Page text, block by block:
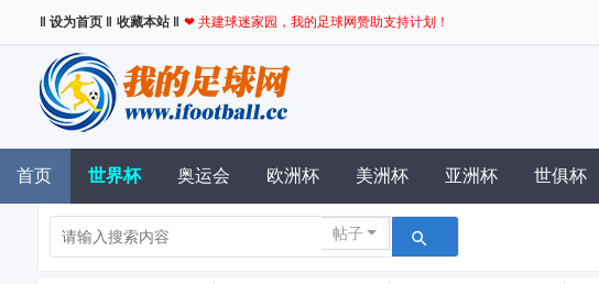
‖ 设为首页 ‖ 收藏本站 ‖ ❤ 共建球迷家园，我的足球网赞助支持计划！
首页 世界杯 奥运会 欧洲杯 美洲杯 亚洲杯 世俱杯
帖子